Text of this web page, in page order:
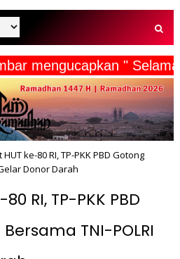
mengucapkan "
ke-80 RI, TP-PKK PBD Gotong
Donor Darah
RI, TP-PKK PBD
TNI-POLRI